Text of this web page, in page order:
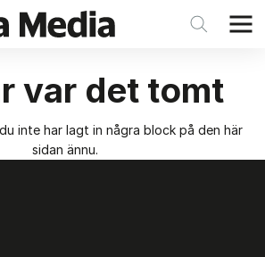
var det tomt
inte har lagt in några block på den här
sidan ännu.